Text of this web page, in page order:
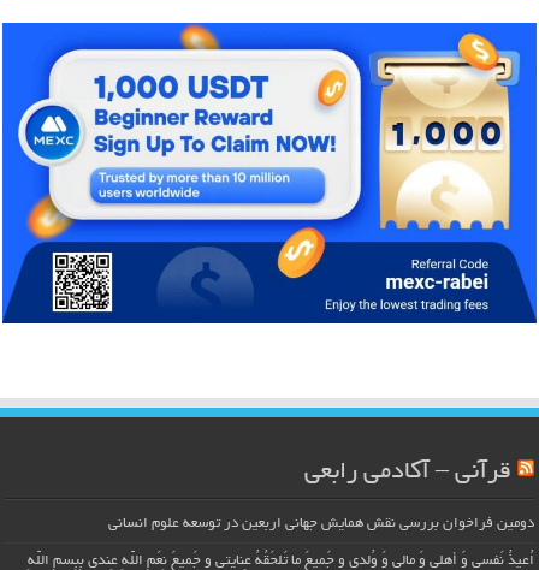
قرآنی – آکادمی رابعی
دومین فراخوان بررسی نقش همایش جهانی اربعین در توسعه علوم انسانی
اُعیذُ نَفسی وَ أهلی وَ مالی وَ وُلدی و جَمیعَ ما تَلحَقُهُ عِنایتی و جَمیعَ نِعَمِ اللّهِ عِندی بِبِسمِ اللّهِ